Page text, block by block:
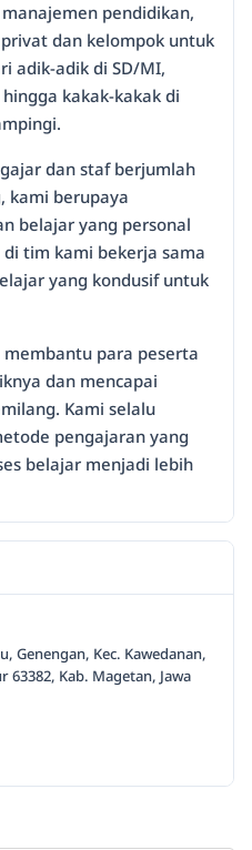
pendidikan,
dan kelompok untuk
adik-adik di SD/MI,
kakak-kakak di
dan staf berjumlah
kami berupaya
belajar yang personal
tim kami bekerja sama
yang kondusif untuk
para peserta
dan mencapai
Kami selalu
pengajaran yang
belajar menjadi lebih
Genengan, Kec. Kawedanan,
63382, Kab. Magetan, Jawa